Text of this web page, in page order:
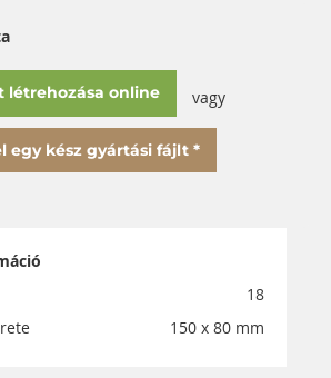
létrehozása online vagy
egy kész gyártási fájlt *
18
150 x 80 mm